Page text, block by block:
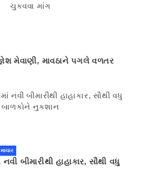
મેવાણી, માવઠાને પગલે વળતર
નવી બીમારીથી હાહાકાર, સૌથી વધુ